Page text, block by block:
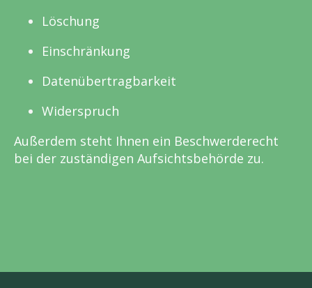
Löschung
Einschränkung
Datenübertragbarkeit
Widerspruch
Außerdem steht Ihnen ein Beschwerderecht
bei der zuständigen Aufsichtsbehörde zu.